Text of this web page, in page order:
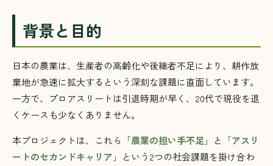
背景と目的
日本の農業は、生産者の高齢化や後継者不足により、耕作放
棄地が急速に拡大するという深刻な課題に直面しています。
一方で、プロアスリートは引退時期が早く、20代で現役を退
くケースも少なくありません。
本プロジェクトは、これら
「農業の担い手不足」 と
「アスリ
ートのセカンドキャリア」
という2つの社会課題を掛け合わ